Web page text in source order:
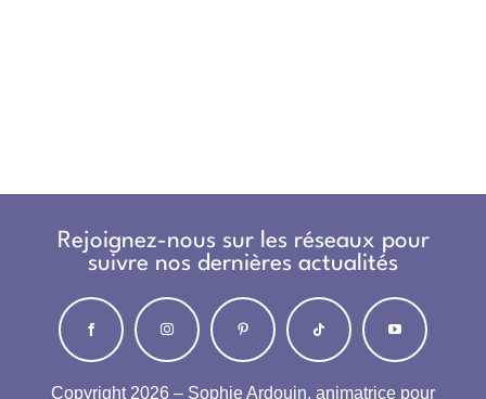
Rejoignez-nous sur les réseaux pour
suivre nos dernières actualités
Copyright 2026 – Sophie Ardouin, animatrice pour